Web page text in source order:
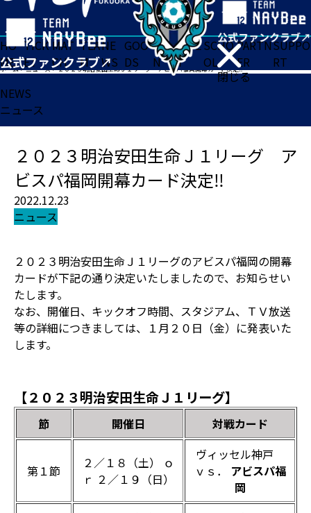
閉じる
HO
ME
TICK
ET
MAT
CH
TEA
M
NE
WS
GOO
DS
FA
N
ACADE
MY
SCHO
OL
PARTN
ER
SUPPO
RT
ホーム>ニュース>２０２３明治安田生命Ｊ１リーグ アビスパ福岡開幕カード決定‼️
NEWS
ニュース
２０２３明治安田生命Ｊ１リーグ ア
ビスパ福岡開幕カード決定‼️
2022.12.23
ニュース
２０２３明治安田生命Ｊ１リーグのアビスパ福岡の開幕
カードが下記の通り決定いたしましたので、お知らせい
たします。
なお、開催日、キックオフ時間、スタジアム、ＴＶ放送
等の詳細につきましては、１月２０日（金）に発表いた
します。
【２０２３明治安田生命Ｊ１リーグ】
節 開催日 対戦カード
第１節
２／１８（土） ｏ
ｒ ２／１９（日）
ヴィッセル神戸
ｖｓ．
アビスパ福
岡